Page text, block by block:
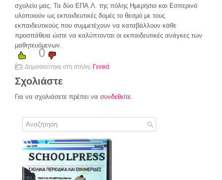
σχολείο μας. Τα δύο ΕΠΑ.Λ. της πόλης Ημερήσιο και Εσπερινό
υλοποιούν ως εκπαιδευτικές δομές το θεσμό με τους
εκπαιδευτικούς που συμμετέχουν να καταβάλλουν κάθε
προσπάθεια ώστε να καλύπτονται οι εκπαιδευτικές ανάγκες των
μαθητευόμενων.
0
Δημοσιεύτηκε στη στήλη: Γενικά
Σχολιάστε
Για να σχολιάσετε πρέπει να συνδεθείτε.